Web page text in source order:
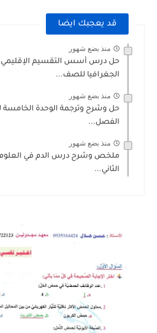
قد يعجبك ايضا
منذ بضع شهور
حل درس أسس التقسيم الإقليمي
الجغرافيا للصف...
منذ بضع شهور
حل وشرح وترجمة الوحدة الخامسة
الفصل...
منذ بضع شهور
ملخص وشرح درس الدم في
الثاني...